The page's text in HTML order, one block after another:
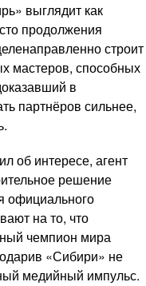
выглядит как
продолжения
строит
мастеров, способных
в
партнёров сильнее,
об интересе, агент
решение
официального
на то, что
чемпион мира
«Сибири» не
медийный импульс.